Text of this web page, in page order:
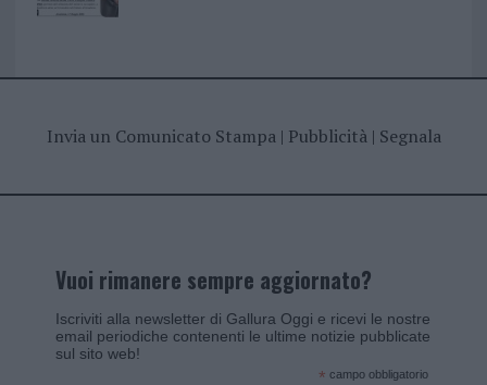
Invia un Comunicato Stampa| Pubblicità| Segnala
Vuoi rimanere sempre aggiornato?
Iscriviti alla newsletter di Gallura Oggi e ricevi le nostre
email periodiche contenenti le ultime notizie pubblicate
sul sito web!
* campo obbligatorio